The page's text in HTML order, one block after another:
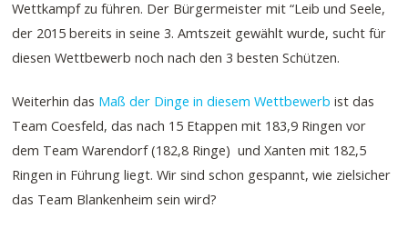
Wettkampf zu führen. Der Bürgermeister mit “Leib und Seele,
der 2015 bereits in seine 3. Amtszeit gewählt wurde, sucht für
diesen Wettbewerb noch nach den 3 besten Schützen.
Weiterhin das Maß der Dinge in diesem Wettbewerbist das
Team Coesfeld, das nach 15 Etappen mit 183,9 Ringen vor
dem Team Warendorf (182,8 Ringe) und Xanten mit 182,5
Ringen in Führung liegt. Wir sind schon gespannt, wie zielsicher
das Team Blankenheim sein wird?